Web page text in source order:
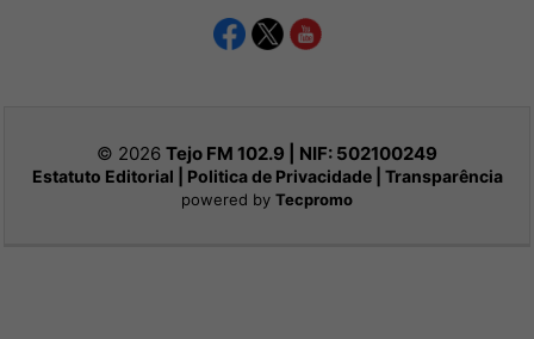
© 2026 Tejo FM 102.9 | NIF: 502100249
Estatuto Editorial Politica de Privacidade| Transparência
powered by Tecpromo